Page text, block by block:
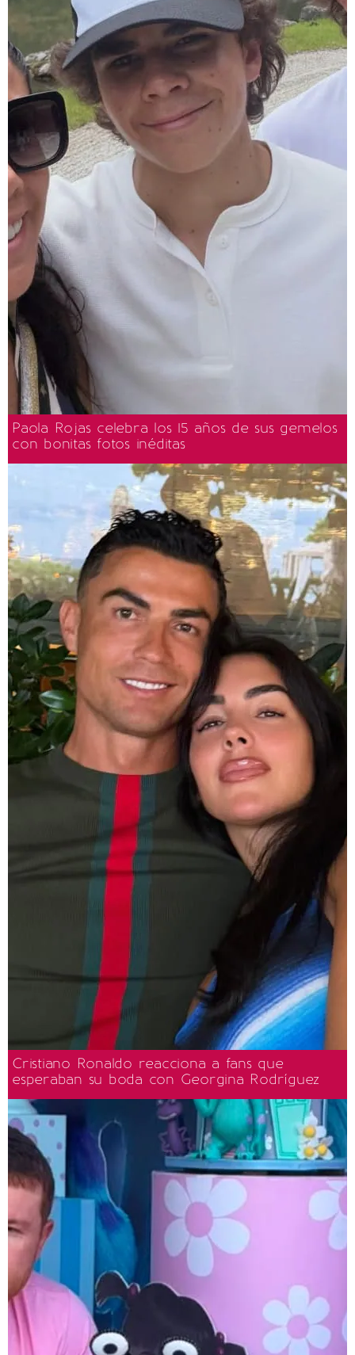
Paola Rojas celebra los 15 años de sus gemelos
con bonitas fotos inéditas
Cristiano Ronaldo reacciona a fans que
esperaban su boda con Georgina Rodríguez